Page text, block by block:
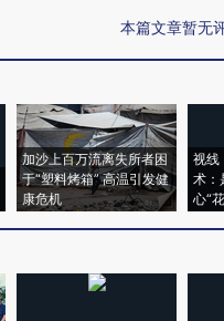
本篇文章暂无
加沙上百万流离失所者困
于“塑料烤箱” 高温引发健
康危机
视线
术：
心“